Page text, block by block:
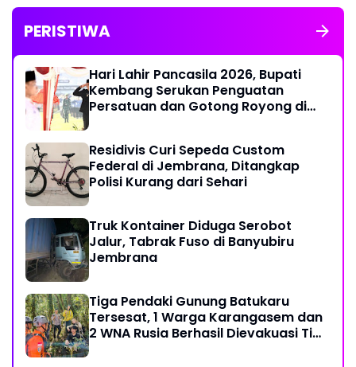
PERISTIWA
Hari Lahir Pancasila 2026, Bupati
Kembang Serukan Penguatan
Persatuan dan Gotong Royong di
Residivis Curi Sepeda Custom
Federal di Jembrana, Ditangkap
Polisi Kurang dari Sehari
Truk Kontainer Diduga Serobot
Jalur, Tabrak Fuso di Banyubiru
Jembrana
Tiga Pendaki Gunung Batukaru
Tersesat, 1 Warga Karangasem dan
2 WNA Rusia Berhasil Dievakuasi Tim